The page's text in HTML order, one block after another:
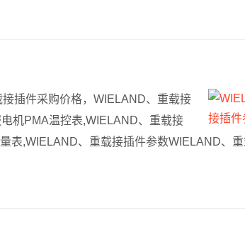
插件采购价格，WIELAND、重载接
机PMA温控表,WIELAND、重载接
表,WIELAND、重载接插件参数WIELAND、